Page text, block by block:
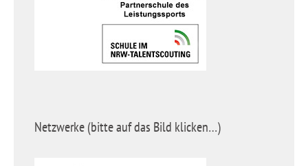
Netzwerke (bitte auf das Bild klicken…)